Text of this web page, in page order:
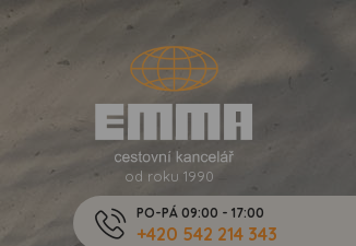
od roku 1990
PO-PÁ 09:00 - 17:00
+420 542 214 343